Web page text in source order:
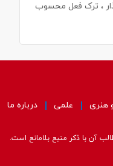
، ترک فعل محسوب
هنری علمی درباره ما
آن با ذکر منبع بلامانع است.